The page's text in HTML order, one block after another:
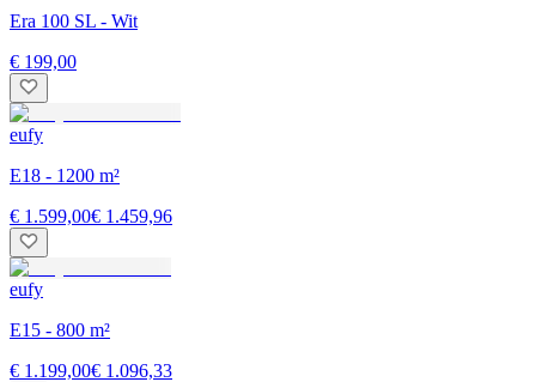
Era 100 SL - Wit
€ 199,00
eufy
E18 - 1200 m²
€ 1.599,00€ 1.459,96
eufy
E15 - 800 m²
€ 1.199,00€ 1.096,33